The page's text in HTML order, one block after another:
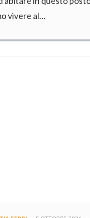
vivere al…